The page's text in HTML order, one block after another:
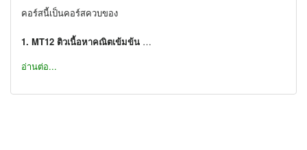
คอร์สนี้เป็นคอร์สควบของ
1. MT12 ติวเนื้อหาคณิตเข้มข้น
เข้มข้นใหม่อัพเดทเนื้อหา สอนใหม่หมดให้กระชับ และเท่าทันการ
ให้ลึกซึ้งและครอบคลุมมากขึ้น โดยคอร์สนี้จะช่วยให้เข้าใจในเนื้อหา
อ่านต่อ...